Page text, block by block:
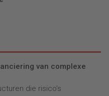
van complexe
die risico’s